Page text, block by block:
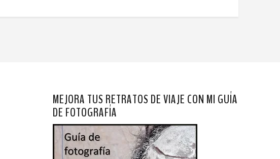
MEJORA TUS RETRATOS DE VIAJE CON MI GUÍA
DE FOTOGRAFÍA